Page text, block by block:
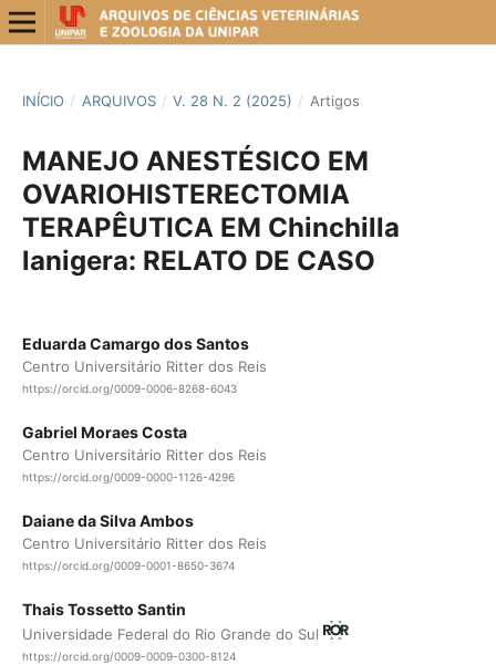
INÍCIO / ARQUIVOS / V. 28 N. 2 (2025) / Artigos
MANEJO ANESTÉSICO EM
OVARIOHISTERECTOMIA
TERAPÊUTICA EM Chinchilla
lanigera: RELATO DE CASO
Eduarda Camargo dos Santos
Centro Universitário Ritter dos Reis
https://orcid.org/0009-0006-8268-6043
Gabriel Moraes Costa
Centro Universitário Ritter dos Reis
https://orcid.org/0009-0000-1126-4296
Daiane da Silva Ambos
Centro Universitário Ritter dos Reis
https://orcid.org/0009-0001-8650-3674
Thais Tossetto Santin
Universidade Federal do Rio Grande do Sul
https://orcid.org/0009-0009-0300-8124